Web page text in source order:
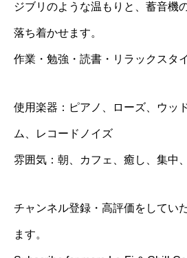
ジブリのような温もりと、蓄音機
落ち着かせます。
作業・勉強・読書・リラックスタ
使用楽器：ピアノ、ローズ、ウッ
ム、レコードノイズ
雰囲気：朝、カフェ、癒し、集中
チャンネル登録・高評価をしてい
ます。